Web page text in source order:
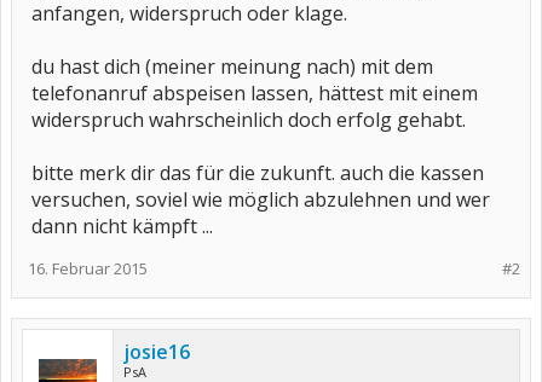
anfangen, widerspruch oder klage.
du hast dich (meiner meinung nach) mit dem
telefonanruf abspeisen lassen, hättest mit einem
widerspruch wahrscheinlich doch erfolg gehabt.
bitte merk dir das für die zukunft. auch die kassen
versuchen, soviel wie möglich abzulehnen und wer
dann nicht kämpft ...
#2
16. Februar 2015
josie16
PsA